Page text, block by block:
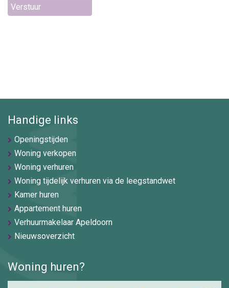
Verstuur
Handige links
Openingstijden
Woning verkopen
Woning verhuren
Woning tijdelijk verhuren via de leegstandwet
Kamer huren
Appartement huren
Verhuurmakelaar Apeldoorn
Nieuwsoverzicht
Woning huren?